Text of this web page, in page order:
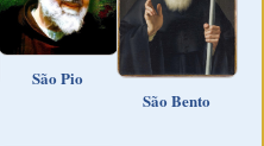
São Pio
São Bento